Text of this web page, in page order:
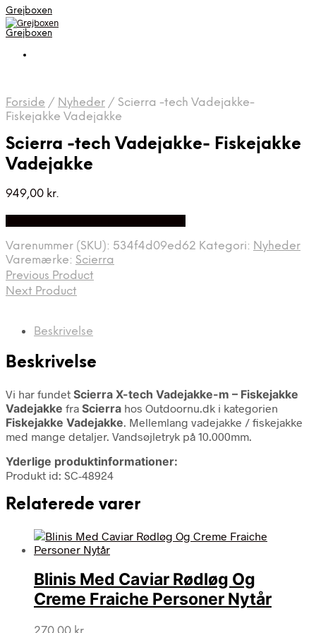
Grejboxen
Grejboxen
Forside / Nyheder / Scierra -tech Vadejakke-
Fiskejakke Vadejakke
Scierra -tech Vadejakke- Fiskejakke
Vadejakke
949,00 kr.
Varenummer (SKU): 534f4d09ed62 Kategori: Nyheder
Varemærke: Scierra
Previous Product
Next Product
Beskrivelse
Beskrivelse
Vi har fundet Scierra X-tech Vadejakke-m – Fiskejakke
Vadejakke fra Scierra hos Outdoornu.dk i kategorien
Fiskejakke Vadejakke. Mellemlang vadejakke / fiskejakke
med mange detaljer. Vandsøjletryk på 10.000mm.
Yderlige produktinformationer:
Produkt id: SC-48924
Relaterede varer
Blinis Med Caviar Rødløg Og
Creme Fraiche Personer Nytår